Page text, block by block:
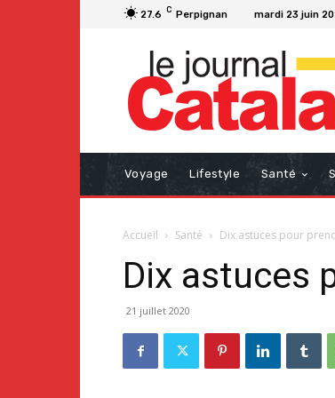
27.6 C Perpignan mardi 23 juin
Voyage Lifestyle Santé
Accueil Santé Dix astuces pour
Dix astuces
21 juillet 2020